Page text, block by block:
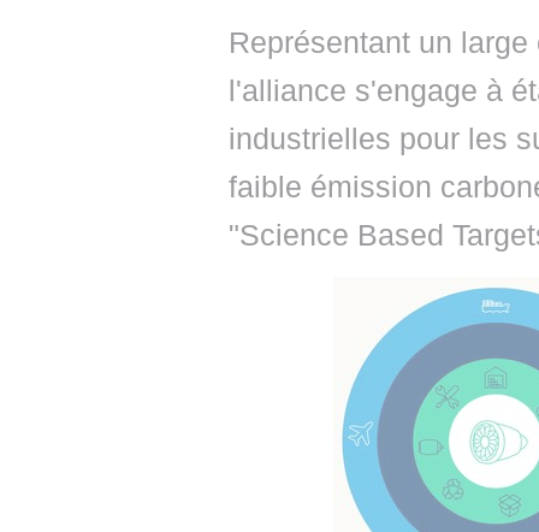
Représentant un
l'alliance s'engage à
industrielles pour les
faible émission
"Science Based